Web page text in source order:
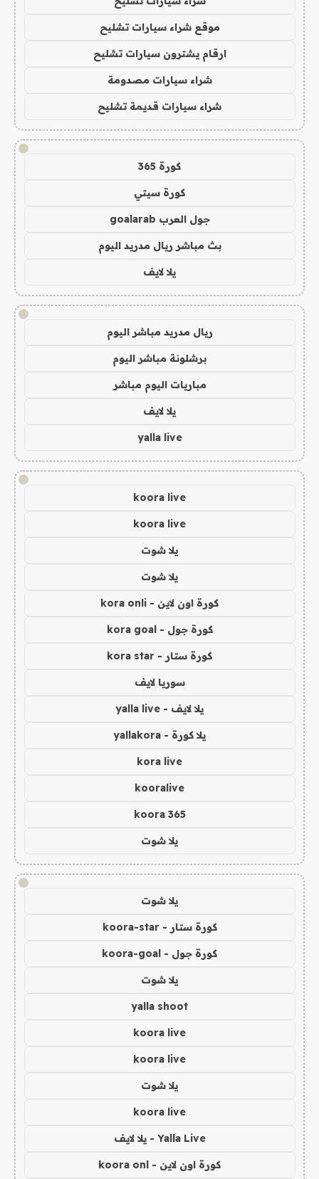
موقع شراء سيارات تشليح
ارقام يشترون سيارات تشليح
شراء سيارات مصدومة
شراء سيارات قديمة تشليح
!
كورة 365
كورة سيتي
جول العرب goalarab
بث مباشر ريال مدريد اليوم
يلا لايف
!
ريال مدريد مباشر اليوم
برشلونة مباشر اليوم
مباريات اليوم مباشر
يلا لايف
yalla live
!
koora live
koora live
يلا شوت
يلا شوت
كورة اون لاين - kora onli
كورة جول - kora goal
كورة ستار - kora star
سوريا لايف
يلا لايف - yalla live
يلا كورة - yallakora
kora live
kooralive
koora 365
يلا شوت
!
يلا شوت
كورة ستار - koora-star
كورة جول - koora-goal
يلا شوت
yalla shoot
koora live
koora live
يلا شوت
koora live
Yalla Live - يلا لايف
كورة اون لاين - koora onl